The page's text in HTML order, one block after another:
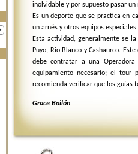
inolvidable y por supuesto pasar
Es un deporte que se practica en
un arnés y otros equipos especiales.
Esta actividad, generalmente se
Puyo, Río Blanco y Cashaurco.
debe contratar a una
equipamiento necesario; el
recomienda verificar que los guías
Grace Bailón